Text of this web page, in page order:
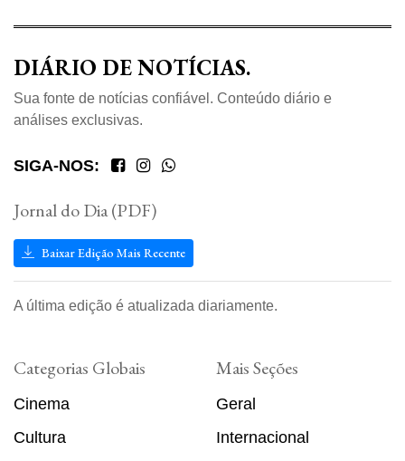
DIÁRIO DE NOTÍCIAS.
Sua fonte de notícias confiável. Conteúdo diário e
análises exclusivas.
SIGA-NOS:
Jornal do Dia (PDF)
Baixar Edição Mais Recente
A última edição é atualizada diariamente.
Categorias Globais
Cinema
Cultura
Mais Seções
Geral
Internacional